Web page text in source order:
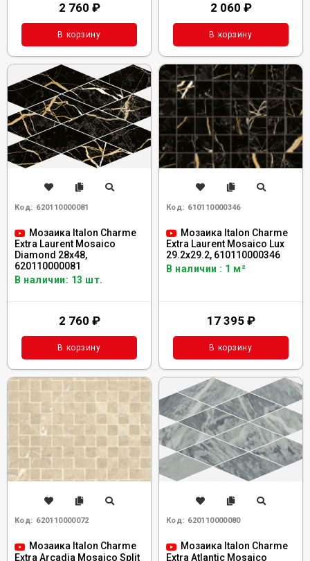
2 760 ₽
В корзину
2 060 ₽
В корзину
Код: 620110000081
Мозаика Italon Charme
Extra Laurent Mosaico
Diamond 28x48,
620110000081
В наличии: 13 шт.
2 760 ₽
В корзину
Код: 610110000346
Мозаика Italon Charme
Extra Laurent Mosaico Lux
29.2x29.2, 610110000346
В наличии : 1 м²
17 395 ₽
В корзину
Код: 620110000072
Мозаика Italon Charme
Extra Arcadia Mosaico Split
Код: 620110000080
Мозаика Italon Charme
Extra Atlantic Mosaico